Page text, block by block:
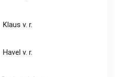
Klaus v. r.
Havel v. r.